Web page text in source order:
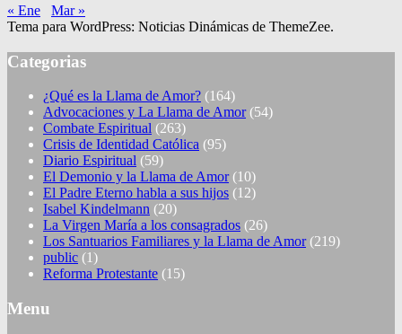
« Ene
Mar »
Tema para WordPress: Noticias Dinámicas de ThemeZee.
Categorias
¿Qué es la Llama de Amor? (164)
Advocaciones y La Llama de Amor(54)
Combate Espiritual (263)
Crisis de Identidad Católica (95)
Diario Espiritual (59)
El Demonio y la Llama de Amor(10)
El Padre Eterno habla a sus hijos (12)
Isabel Kindelmann (20)
La Virgen María a los consagrados (26)
Los Santuarios Familiares y la Llama de Amor(219)
public (1)
Reforma Protestante (15)
Menu